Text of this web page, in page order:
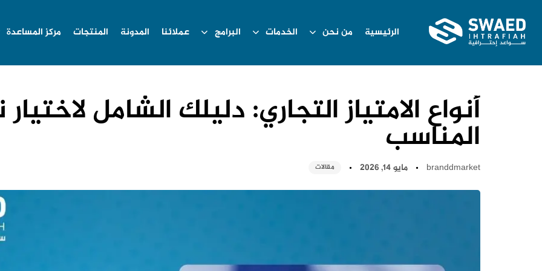
الرئيسية من نحن الخدمات البرامج عملائنا المدونة المنتجات مركز المساعدة
أنواع الامتياز التجاري: دليلك الشامل
المناسب
branddmarket مايو 14, 2026 مقالات